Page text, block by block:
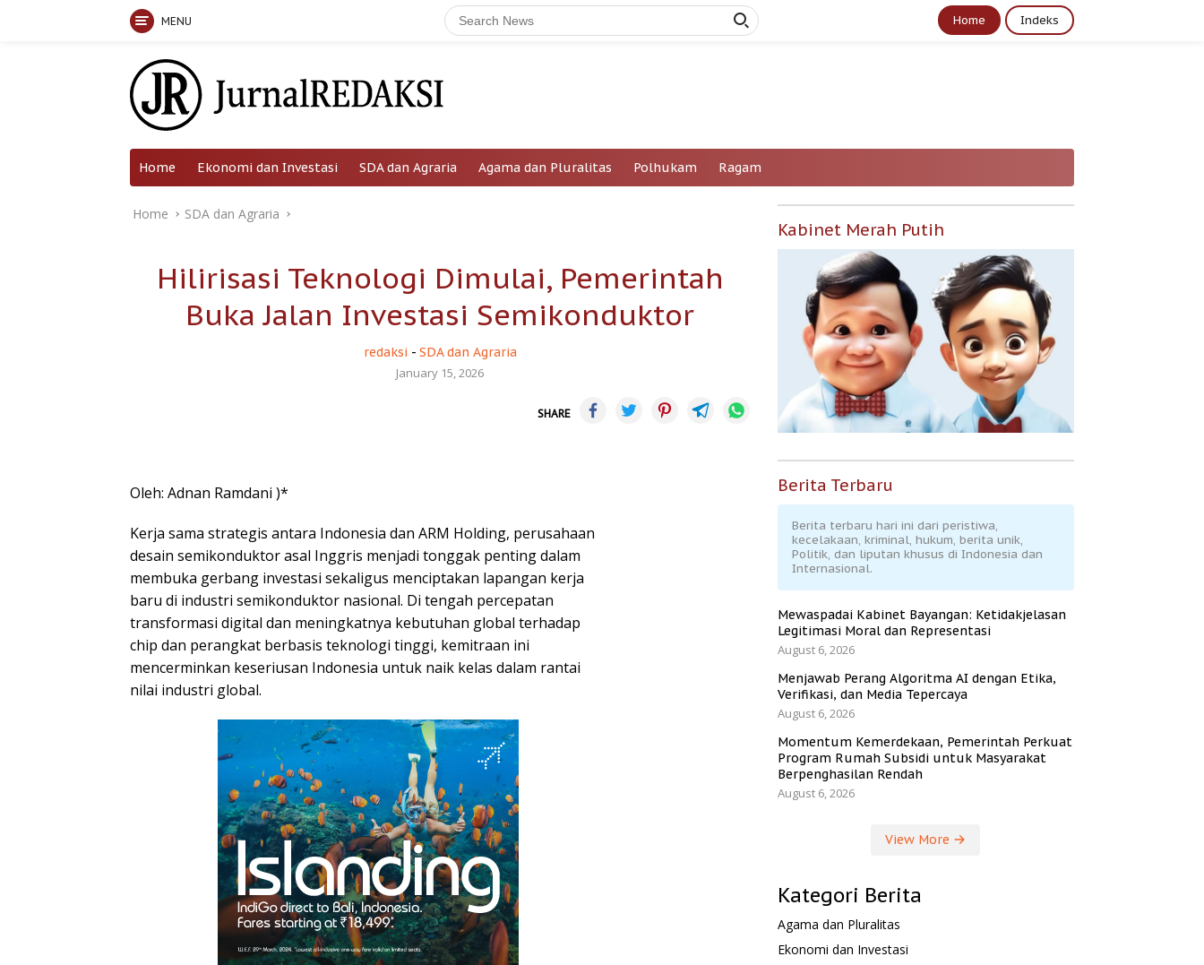
MENU Home Indeks
Home Ekonomi dan Investasi SDA dan Agraria Agama dan Pluralitas Polhukam Ragam
Home SDA dan Agraria
Hilirisasi Teknologi Dimulai, Pemerintah
Buka Jalan Investasi Semikonduktor
redaksi - SDA dan Agraria
January 15, 2026
SHARE
Oleh: Adnan Ramdani )*
Kerja sama strategis antara Indonesia dan ARM Holding, perusahaan
desain semikonduktor asal Inggris menjadi tonggak penting dalam
membuka gerbang investasi sekaligus menciptakan lapangan kerja
baru di industri semikonduktor nasional. Di tengah percepatan
transformasi digital dan meningkatnya kebutuhan global terhadap
chip dan perangkat berbasis teknologi tinggi, kemitraan ini
mencerminkan keseriusan Indonesia untuk naik kelas dalam rantai
nilai industri global.
Kabinet Merah Putih
Berita Terbaru
Berita terbaru hari ini dari peristiwa,
kecelakaan, kriminal, hukum, berita unik,
Politik, dan liputan khusus di Indonesia dan
Internasional.
Mewaspadai Kabinet Bayangan: Ketidakjelasan
Legitimasi Moral dan Representasi
August 6, 2026
Menjawab Perang Algoritma AI dengan Etika,
Verifikasi, dan Media Tepercaya
August 6, 2026
Momentum Kemerdekaan, Pemerintah Perkuat
Program Rumah Subsidi untuk Masyarakat
Berpenghasilan Rendah
August 6, 2026
View More
Kategori Berita
Agama dan Pluralitas
Ekonomi dan Investasi